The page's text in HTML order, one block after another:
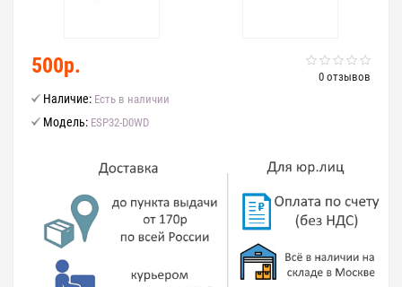
0 отзывов
500р.
Наличие: Есть в наличии
Модель: ESP32-D0WD